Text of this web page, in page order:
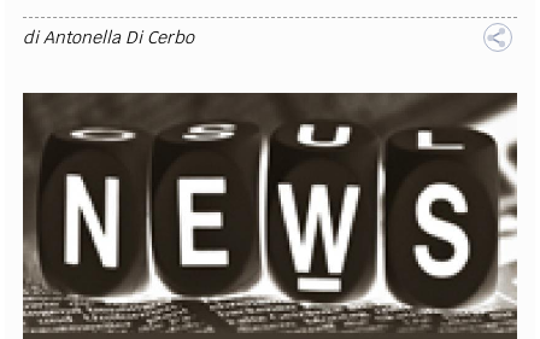
diAntonella Di Cerbo